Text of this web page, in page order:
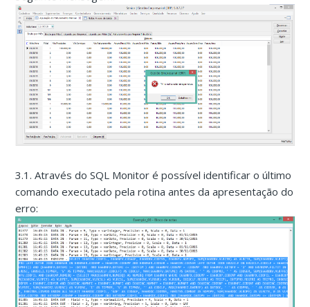
3.1. Através do SQL Monitor é possível identificar o último
comando executado pela rotina antes da apresentação do
erro: